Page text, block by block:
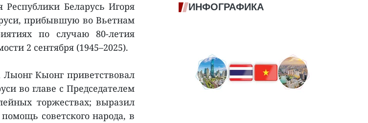
Республики Беларусь Игоря
прибывшую во Вьетнам
по случаю 80-летия
2 сентября (1945–2025).
Лыонг Кыонг приветствовал
во главе с Председателем
торжествах; выразил
советского народа, в
ИНФОГРАФИКА